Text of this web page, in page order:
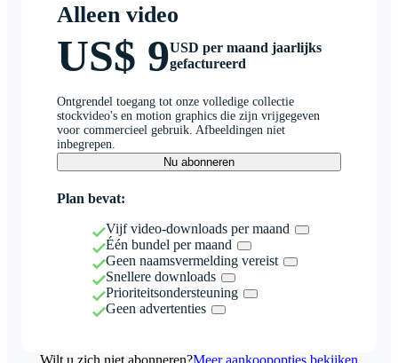
Alleen video
US$ 9USD per maand jaarlijks
gefactureerd
Ontgrendel toegang tot onze volledige collectie
stockvideo's en motion graphics die zijn vrijgegeven
voor commercieel gebruik. Afbeeldingen niet
inbegrepen.
Nu abonneren
Plan bevat:
Vijf video-downloads per maand
Één bundel per maand
Geen naamsvermelding vereist
Snellere downloads
Prioriteitsondersteuning
Geen advertenties
Wilt u zich niet abonneren?Meer aankoopopties bekijken